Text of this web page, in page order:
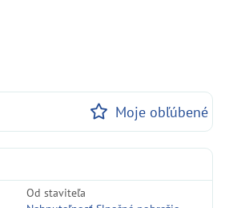
Moje obľúbené
Od staviteľa